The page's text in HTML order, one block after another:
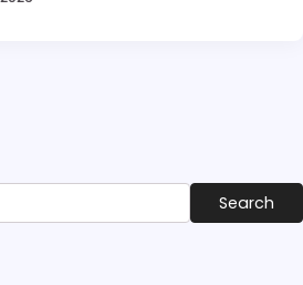
Search